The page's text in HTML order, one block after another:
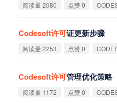
阅读量 2080 点赞 0
Codesoft许可证更新步骤
阅读量 2253 点赞 0
Codesoft许可管理优化策略
阅读量 1172 点赞 0